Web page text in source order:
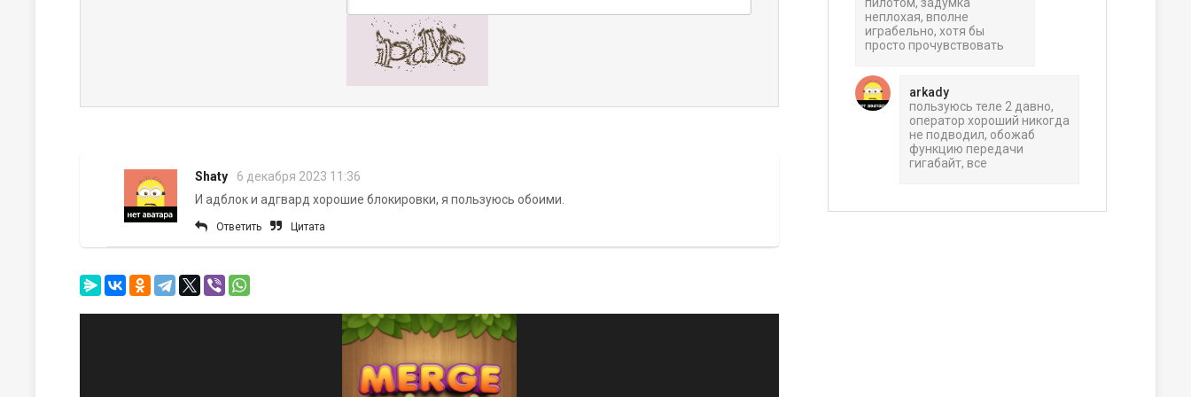
Shaty
6 декабря 2023 11:36
И адблок и адгвард хорошие блокировки, я пользуюсь обоими.
Ответить Цитата
неплохая, вполне
играбельно, хотя бы
просто прочувствовать
arkady
пользуюсь теле 2 давно,
оператор хороший никогда
не подводил, обожаб
функцию передачи
гигабайт, все